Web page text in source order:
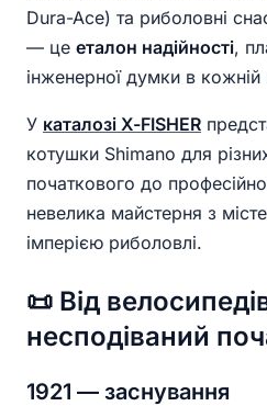
Dura-Ace) та риболовні
— це еталон надійності,
інженерної думки в кожній
У каталозі X-FISHER
котушки Shimano для
початкового до
невелика майстерня з
імперією риболовлі.
📜 Від
несподіваний
1921 — заснування